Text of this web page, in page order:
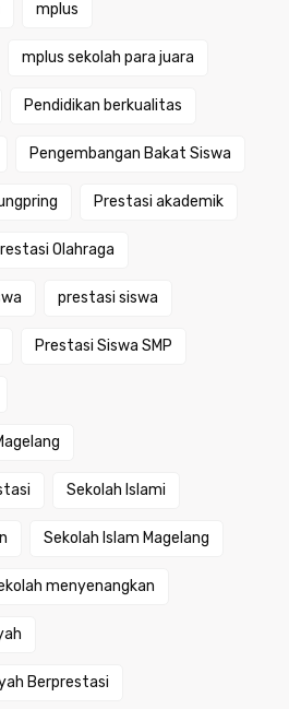
mplus
mplus sekolah para juara
Pendidikan berkualitas
Pengembangan Bakat Siswa
Prestasi akademik
Olahraga
prestasi siswa
Prestasi Siswa SMP
Sekolah Islami
Sekolah Islam Magelang
menyenangkan
Berprestasi